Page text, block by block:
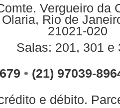
Vergueiro da
Olaria, Rio de
21021-020
Salas: 201, 301 e
• (21) 97039-
e débito.